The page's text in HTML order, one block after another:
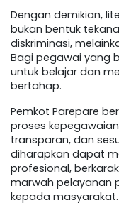
Dengan demikian,
bukan bentuk
diskriminasi,
Bagi pegawai yang
untuk belajar dan
bertahap.
Pemkot Parepare
proses
transparan, dan
diharapkan dapat
profesional,
marwah pelayanan
kepada